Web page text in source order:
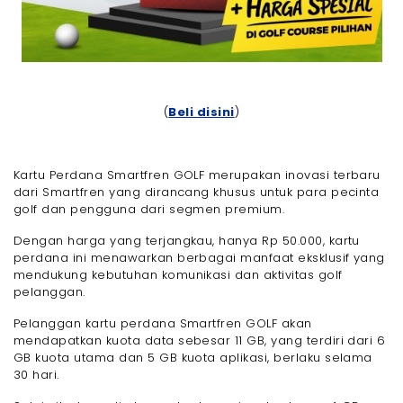
(Beli disini)
Kartu Perdana Smartfren GOLF merupakan inovasi terbaru
dari Smartfren yang dirancang khusus untuk para pecinta
golf dan pengguna dari segmen premium.
Dengan harga yang terjangkau, hanya Rp 50.000, kartu
perdana ini menawarkan berbagai manfaat eksklusif yang
mendukung kebutuhan komunikasi dan aktivitas golf
pelanggan.
Pelanggan kartu perdana Smartfren GOLF akan
mendapatkan kuota data sebesar 11 GB, yang terdiri dari 6
GB kuota utama dan 5 GB kuota aplikasi, berlaku selama
30 hari.